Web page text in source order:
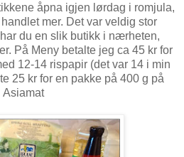
åpna igjen lørdag i romjula,
mer. Det var veldig stor
du en slik butikk i nærheten,
På Meny betalte jeg ca 45 kr for
12-14 rispapir (det var 14 i min
25 kr for en pakke på 400 g på
Asiamat